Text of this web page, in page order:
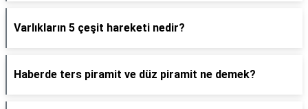
Varlıkların 5 çeşit hareketi nedir?
Haberde ters piramit ve düz piramit ne demek?